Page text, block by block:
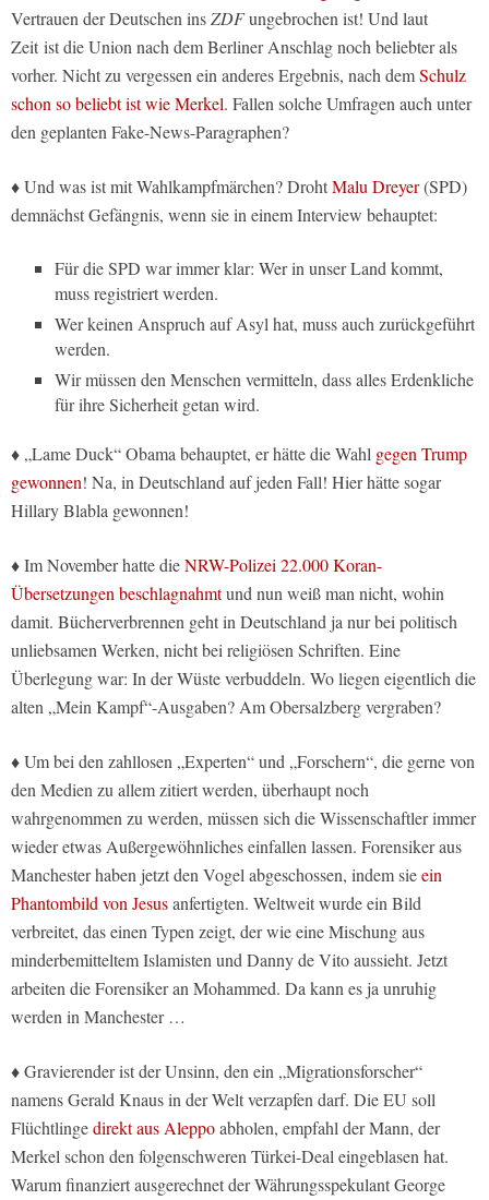
Vertrauen der Deutschen insZDFungebrochen ist! Und laut
Zeit ist die Union nach dem Berliner Anschlag noch beliebter als
vorher. Nicht zu vergessen ein anderes Ergebnis, nach demSchulz
schon so beliebt ist wie Merkel. Fallen solche Umfragen auch unter
den geplanten Fake-News-Paragraphen?
♦ Und was ist mit Wahlkampfmärchen? DrohtMalu Dreyer(SPD)
demnächst Gefängnis, wenn sie in einem Interview behauptet:
Für die SPD war immer klar: Wer in unser Land kommt,
muss registriert werden.
Wer keinen Anspruch auf Asyl hat, muss auch zurückgeführt
werden.
Wir müssen den Menschen vermitteln, dass alles Erdenkliche
für ihre Sicherheit getan wird.
♦ „Lame Duck“ Obama behauptet, er hätte die Wahl gegen Trump
gewonnen! Na, in Deutschland auf jeden Fall! Hier hätte sogar
Hillary Blabla gewonnen!
♦ Im November hatte dieNRW-Polizei 22.000 Koran-
Übersetzungen beschlagnahmtund nun weiß man nicht, wohin
damit. Bücherverbrennen geht in Deutschland ja nur bei politisch
unliebsamen Werken, nicht bei religiösen Schriften. Eine
Überlegung war: In der Wüste verbuddeln. Wo liegen eigentlich die
alten „Mein Kampf“-Ausgaben? Am Obersalzberg vergraben?
♦ Um bei den zahllosen „Experten“ und „Forschern“, die gerne von
den Medien zu allem zitiert werden, überhaupt noch
wahrgenommen zu werden, müssen sich die Wissenschaftler immer
wieder etwas Außergewöhnliches einfallen lassen. Forensiker aus
Manchester haben jetzt den Vogel abgeschossen, indem sieein
Phantombild von Jesusanfertigten. Weltweit wurde ein Bild
verbreitet, das einen Typen zeigt, der wie eine Mischung aus
minderbemitteltem Islamisten und Danny de Vito aussieht. Jetzt
arbeiten die Forensiker an Mohammed. Da kann es ja unruhig
werden in Manchester …
♦ Gravierender ist der Unsinn, den ein „Migrationsforscher“
namens Gerald Knaus in der Welt verzapfen darf. Die EU soll
Flüchtlingedirekt aus Aleppoabholen, empfahl der Mann, der
Merkel schon den folgenschweren Türkei-Deal eingeblasen hat.
Warum finanziert ausgerechnet der Währungsspekulant George